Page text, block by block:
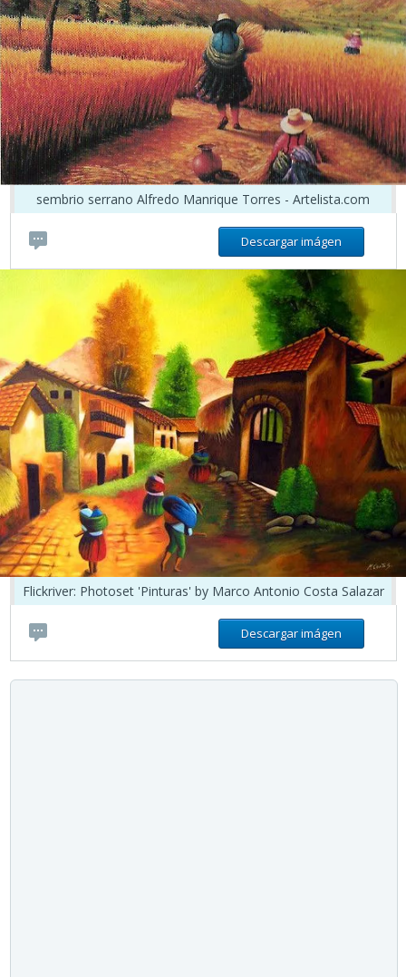
sembrio serrano Alfredo Manrique Torres - Artelista.com
Descargar imágen
Flickriver: Photoset 'Pinturas' by Marco Antonio Costa Salazar
Descargar imágen